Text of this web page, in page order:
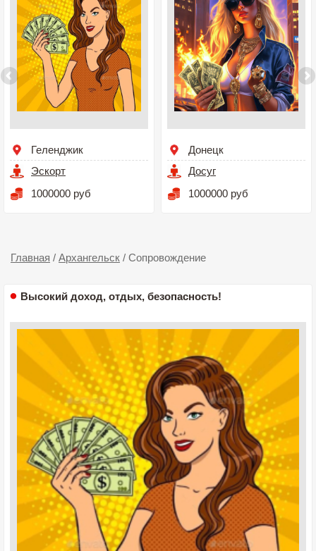
Геленджик
Эскорт
1000000 руб
Донецк
Досуг
1000000 руб
Главная / Архангельск / Сопровождение
Высокий доход, отдых, безопасность!